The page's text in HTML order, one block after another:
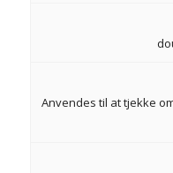
Anvendes til at tjekke